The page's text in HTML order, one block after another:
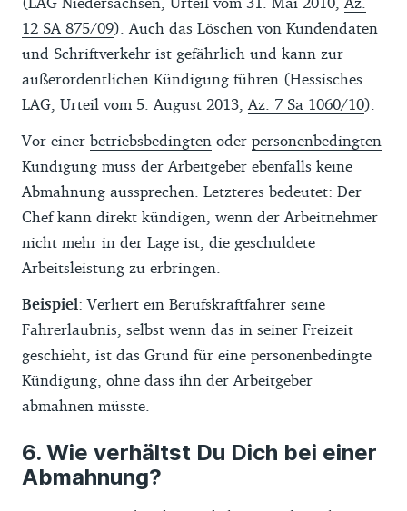
12 SA 875/09). Auch das Löschen von Kundendaten
und Schriftverkehr ist gefährlich und kann zur
außerordentlichen Kündigung führen (Hessisches
LAG, Urteil vom 5. August 2013, Az. 7 Sa 1060/10).
Vor einer betriebsbedingten oder personenbedingten
Kündigung muss der Arbeitgeber ebenfalls keine
Abmahnung aussprechen. Letzteres bedeutet: Der
Chef kann direkt kündigen, wenn der Arbeitnehmer
nicht mehr in der Lage ist, die geschuldete
Arbeitsleistung zu erbringen.
Beispiel: Verliert ein Berufskraftfahrer seine
Fahrerlaubnis, selbst wenn das in seiner Freizeit
geschieht, ist das Grund für eine personenbedingte
Kündigung, ohne dass ihn der Arbeitgeber
abmahnen müsste.
Wie verhältst Du Dich bei einer
Abmahnung?